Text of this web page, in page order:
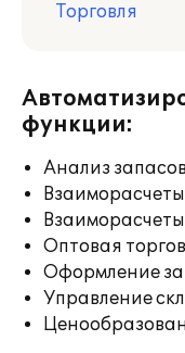
Торговля
функции:
Анализ
Оптовая
Оформление
Управление